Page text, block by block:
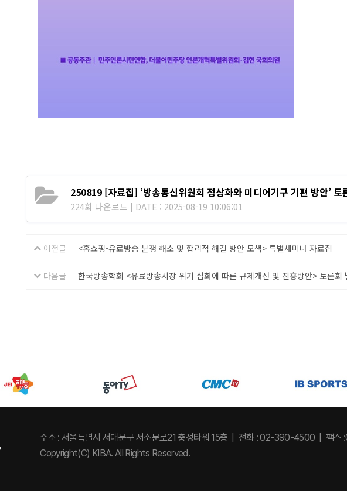
250819 [자료집] ‘방송통신위원회 정상화와 미디어기구 기편 방안’
224회 다운로드 | DATE : 2025-08-19 10:06:01
이전글 <홈쇼핑-유료방송 분쟁 해소 및 합리적 해결 방안 모색> 특별세미나 자료집
다음글 한국방송학회 <유료방송시장 위기 심화에 따른 규제개선 및 진흥방안> 토론회
주소 : 서울특별시 서대문구 서소문로21 충정타워 15층 전화 : 02-390-4500
팩스
Copyright(C) KIBA. All Rights Reserved.